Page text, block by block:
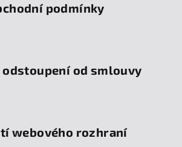
podmínky
od smlouvy
webového rozhraní